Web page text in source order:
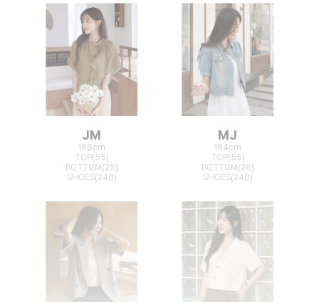
JM
166cm
TOP(55)
BOTTOM(25)
SHOES(240)
MJ
164cm
TOP(55)
BOTTOM(26)
SHOES(240)